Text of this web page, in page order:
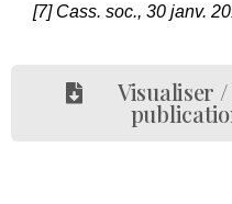
[7] Cass. soc., 30 janv.
Visualiser